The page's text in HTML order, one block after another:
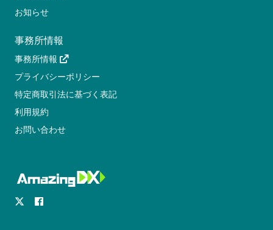
お知らせ
事務所情報
事務所情報
プライバシーポリシー
特定商取引法に基づく表記
利用規約
お問い合わせ